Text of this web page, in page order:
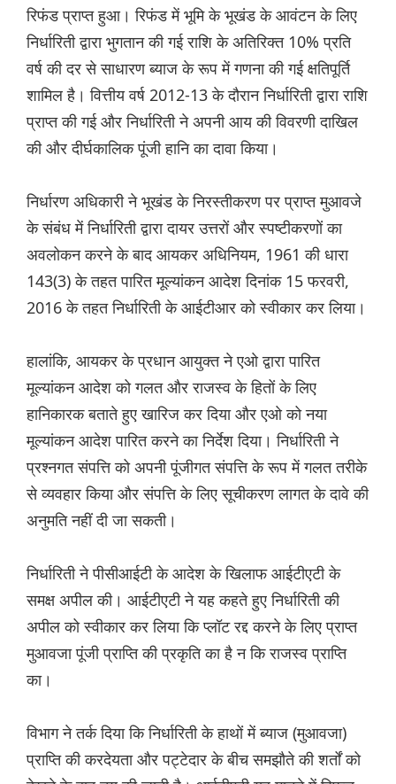
रिफंड प्राप्त हुआ। रिफंड में भूमि के भूखंड के आवंटन के लिए
निर्धारिती द्वारा भुगतान की गई राशि के अतिरिक्त 10% प्रति
वर्ष की दर से साधारण ब्याज के रूप में गणना की गई क्षतिपूर्ति
शामिल है। वित्तीय वर्ष 2012-13 के दौरान निर्धारिती द्वारा राशि
प्राप्त की गई और निर्धारिती ने अपनी आय की विवरणी दाखिल
की और दीर्घकालिक पूंजी हानि का दावा किया।
निर्धारण अधिकारी ने भूखंड के निरस्तीकरण पर प्राप्त मुआवजे
के संबंध में निर्धारिती द्वारा दायर उत्तरों और स्पष्टीकरणों का
अवलोकन करने के बाद आयकर अधिनियम, 1961 की धारा
143(3) के तहत पारित मूल्यांकन आदेश दिनांक 15 फरवरी,
2016 के तहत निर्धारिती के आईटीआर को स्वीकार कर लिया।
हालांकि, आयकर के प्रधान आयुक्त ने एओ द्वारा पारित
मूल्यांकन आदेश को गलत और राजस्व के हितों के लिए
हानिकारक बताते हुए खारिज कर दिया और एओ को नया
मूल्यांकन आदेश पारित करने का निर्देश दिया। निर्धारिती ने
प्रश्नगत संपत्ति को अपनी पूंजीगत संपत्ति के रूप में गलत तरीके
से व्यवहार किया और संपत्ति के लिए सूचीकरण लागत के दावे की
अनुमति नहीं दी जा सकती।
निर्धारिती ने पीसीआईटी के आदेश के खिलाफ आईटीएटी के
समक्ष अपील की। आईटीएटी ने यह कहते हुए निर्धारिती की
अपील को स्वीकार कर लिया कि प्लॉट रद्द करने के लिए प्राप्त
मुआवजा पूंजी प्राप्ति की प्रकृति का है न कि राजस्व प्राप्ति
का।
विभाग ने तर्क दिया कि निर्धारिती के हाथों में ब्याज (मुआवजा)
प्राप्ति की करदेयता और पट्टेदार के बीच समझौते की शर्तों को